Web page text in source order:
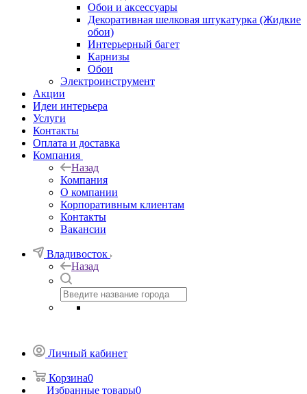
Обои и аксессуары
Декоративная шелковая штукатурка (Жидкие
обои)
Интерьерный багет
Карнизы
Обои
Электроинструмент
Акции
Идеи интерьера
Услуги
Контакты
Оплата и доставка
Компания
Назад
Компания
О компании
Корпоративным клиентам
Контакты
Вакансии
Владивосток
Назад
Личный кабинет
Корзина0
Избранные товары0